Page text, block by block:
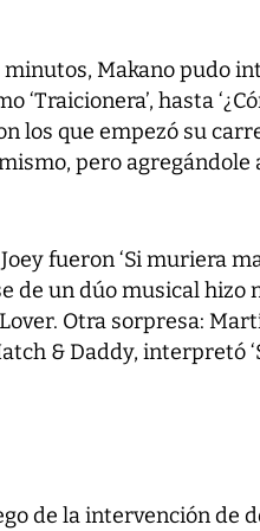
Makano pudo
‘Traicionera’, hasta
los que empezó su
pero agregándole
fueron ‘Si muriera
de un dúo musical hizo
Otra sorpresa:
& Daddy, interpretó
de la intervención de